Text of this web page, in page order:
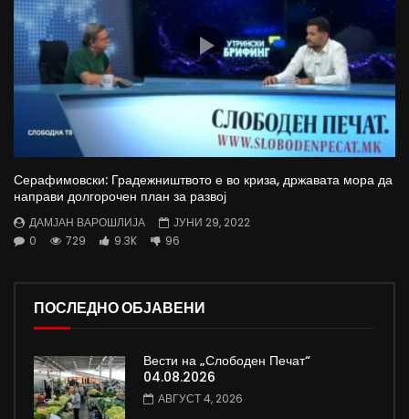
Серафимовски: Градежништвото е во криза, државата мора да
направи долгорочен план за развој
ДАМЈАН ВАРОШЛИЈА
ЈУНИ 29, 2022
0
729 9.3K 96
ПОСЛЕДНО ОБЈАВЕНИ
Вести на „Слободен Печат“
04.08.2026
АВГУСТ 4, 2026